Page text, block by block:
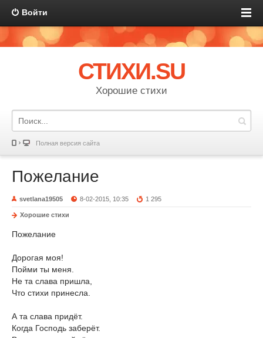
Войти
СТИХИ.SU
Хорошие стихи
Полная версия сайта
Пожелание
svetlana19505 8-02-2015, 10:35 1 295
Хорошие стихи
Пожелание
Дорогая моя!
Пойми ты меня.
Не та слава пришла,
Что стихи принесла.
А та слава придёт.
Когда Господь заберёт.